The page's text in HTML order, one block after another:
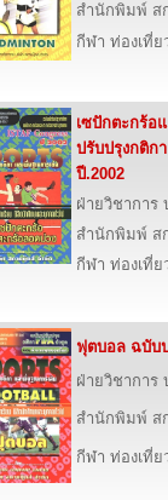
สำนักพิมพ์ ส
กีฬา ท่องเที่
เซปักตะกร้อ
ปรับปรุงกติก
ปี.2002
ฝ่ายวิชาการ
สำนักพิมพ์ ส
กีฬา ท่องเที่
ฟุตบอล ฉบับ
ฝ่ายวิชาการ
สำนักพิมพ์ ส
กีฬา ท่องเที่